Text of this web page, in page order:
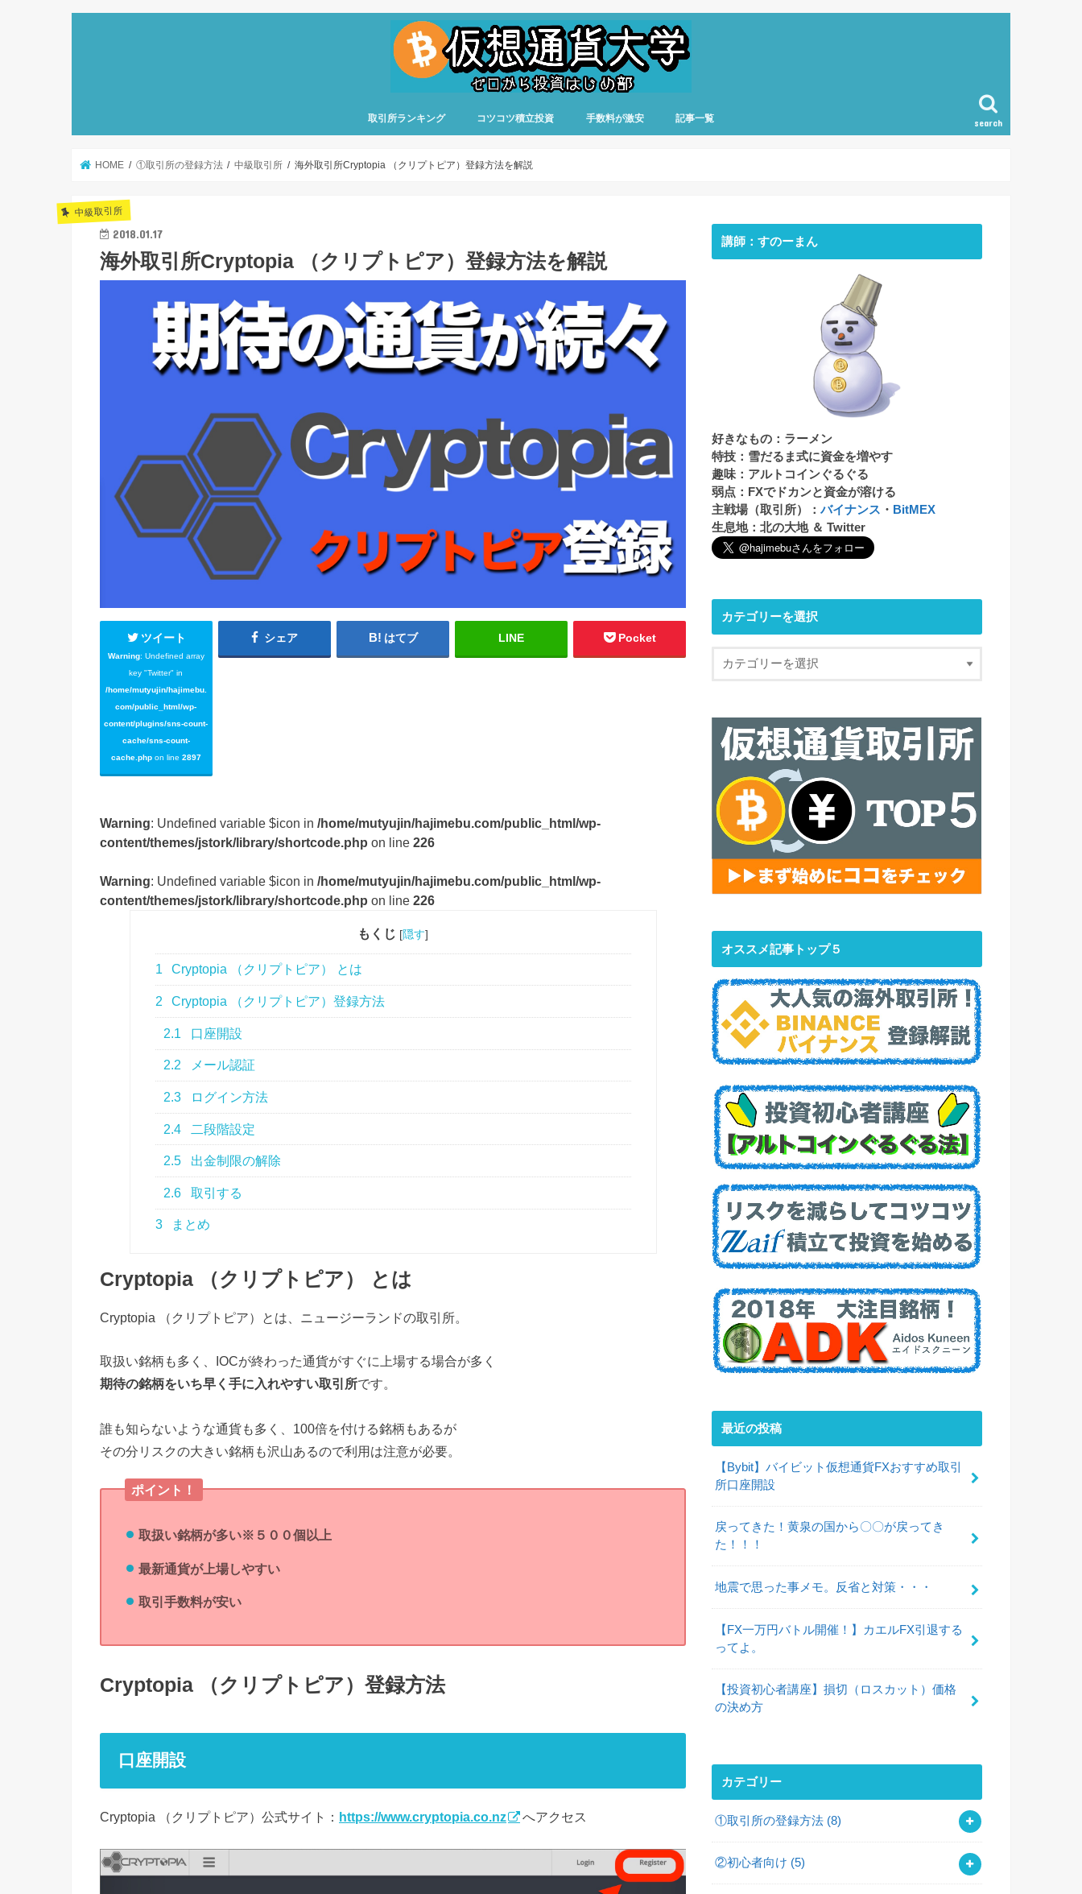
search
取引所ランキング コツコツ積立投資 手数料が激安 記事一覧
HOME ①取引所の登録方法 中級取引所 海外取引所Cryptopia （クリプトピア）登録方法を解説
中級取引所
2018.01.17
海外取引所Cryptopia （クリプトピア）登録方法を解説
ツイート
Warning: Undefined array
key "Twitter" in
/home/mutyujin/hajimebu.
com/public_html/wp-
content/plugins/sns-count-
cache/sns-count-
cache.phpon line 2897
シェア はてブ LINE Pocket
Warning: Undefined variable $icon in /home/mutyujin/hajimebu.com/public_html/wp-
content/themes/jstork/library/shortcode.php on line 226
Warning: Undefined variable $icon in /home/mutyujin/hajimebu.com/public_html/wp-
content/themes/jstork/library/shortcode.php on line 226
もくじ [隠す]
1 Cryptopia （クリプトピア） とは
2 Cryptopia （クリプトピア）登録方法
2.1 口座開設
2.2 メール認証
2.3 ログイン方法
2.4 二段階設定
2.5 出金制限の解除
2.6 取引する
3 まとめ
Cryptopia （クリプトピア） とは
Cryptopia （クリプトピア）とは、ニュージーランドの取引所。
取扱い銘柄も多く、IOCが終わった通貨がすぐに上場する場合が多く
期待の銘柄をいち早く手に入れやすい取引所です。
誰も知らないような通貨も多く、100倍を付ける銘柄もあるが
その分リスクの大きい銘柄も沢山あるので利用は注意が必要。
ポイント！
取扱い銘柄が多い※５００個以上
最新通貨が上場しやすい
取引手数料が安い
Cryptopia （クリプトピア）登録方法
口座開設
Cryptopia （クリプトピア）公式サイト： https://www.cryptopia.co.nz へアクセス
講師：すのーまん
好きなもの：ラーメン
特技：雪だるま式に資金を増やす
趣味：アルトコインぐるぐる
弱点：FXでドカンと資金が溶ける
主戦場（取引所）： バイナンス ・ BitMEX
生息地：北の大地 ＆ Twitter
カテゴリーを選択
オススメ記事トップ５
最近の投稿
【Bybit】バイビット仮想通貨FXおすすめ取引
所口座開設
戻ってきた！黄泉の国から〇〇が戻ってき
た！！！
地震で思った事メモ。反省と対策・・・
【FX一万円バトル開催！】カエルFX引退する
ってよ。
【投資初心者講座】損切（ロスカット）価格
の決め方
カテゴリー
①取引所の登録方法 (8)
②初心者向け (5)